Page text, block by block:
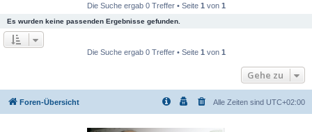
Die Suche ergab 0 Treffer • Seite 1 von 1
Es wurden keine passenden Ergebnisse gefunden.
Die Suche ergab 0 Treffer • Seite 1 von 1
Gehe zu
Foren-Übersicht Alle Zeiten sind UTC+02:00